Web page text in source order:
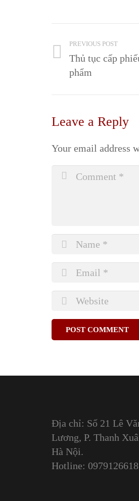
PREVIOUS POST
Thủ tục cấp
phẩm
Leave a Reply
Your email address
Địa chỉ: Số 21 Lê
Lương, P. Thanh
Hà Nội.
Hotline: 0979126618